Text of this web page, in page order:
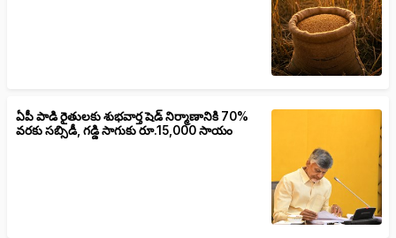
ఏపీ పాడి రైతులకు శుభవార్త షెడ్ నిర్మాణానికి 70%
వరకు సబ్సిడీ, గడ్డి సాగుకు రూ.15,000 సాయం